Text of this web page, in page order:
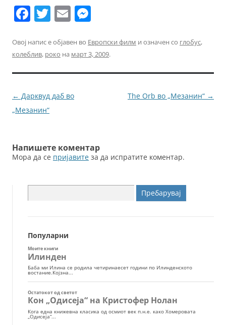
F
c
e
b
o
o
T
itt
er
E
ai
l
ss
e
n
Овој напис е објавен во Европски филм и означен со глобус,
колеблив, роко на март 3, 2009.
Навигација
за
← Дарквуд даб во
„Мезанин“
The Orb во „Мезанин“ →
Напишете коментар
Мора да се пријавите за да испратите коментар.
за:
Популарни